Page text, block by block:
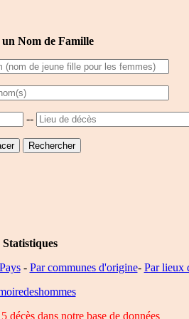
Nom de Famille
--
Statistiques
- Par communes d'origine- Par lieux
décès dans notre base de données